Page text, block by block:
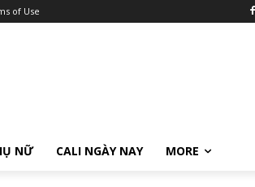
of Use
NỮ CALI NGÀY NAY MORE